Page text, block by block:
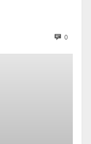
0